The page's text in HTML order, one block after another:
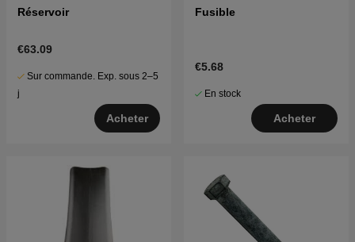
Réservoir
€63.09
Sur commande. Exp. sous 2–5
j
Acheter
Fusible
€5.68
En stock
Acheter